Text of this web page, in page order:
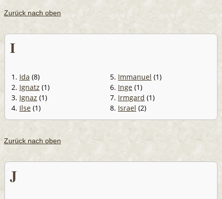
Zurück nach oben
I
1. Ida (8)
2. Ignatz (1)
3. Ignaz (1)
4. Ilse (1)
5. Immanuel (1)
6. Inge (1)
7. Irmgard (1)
8. Israel (2)
Zurück nach oben
J